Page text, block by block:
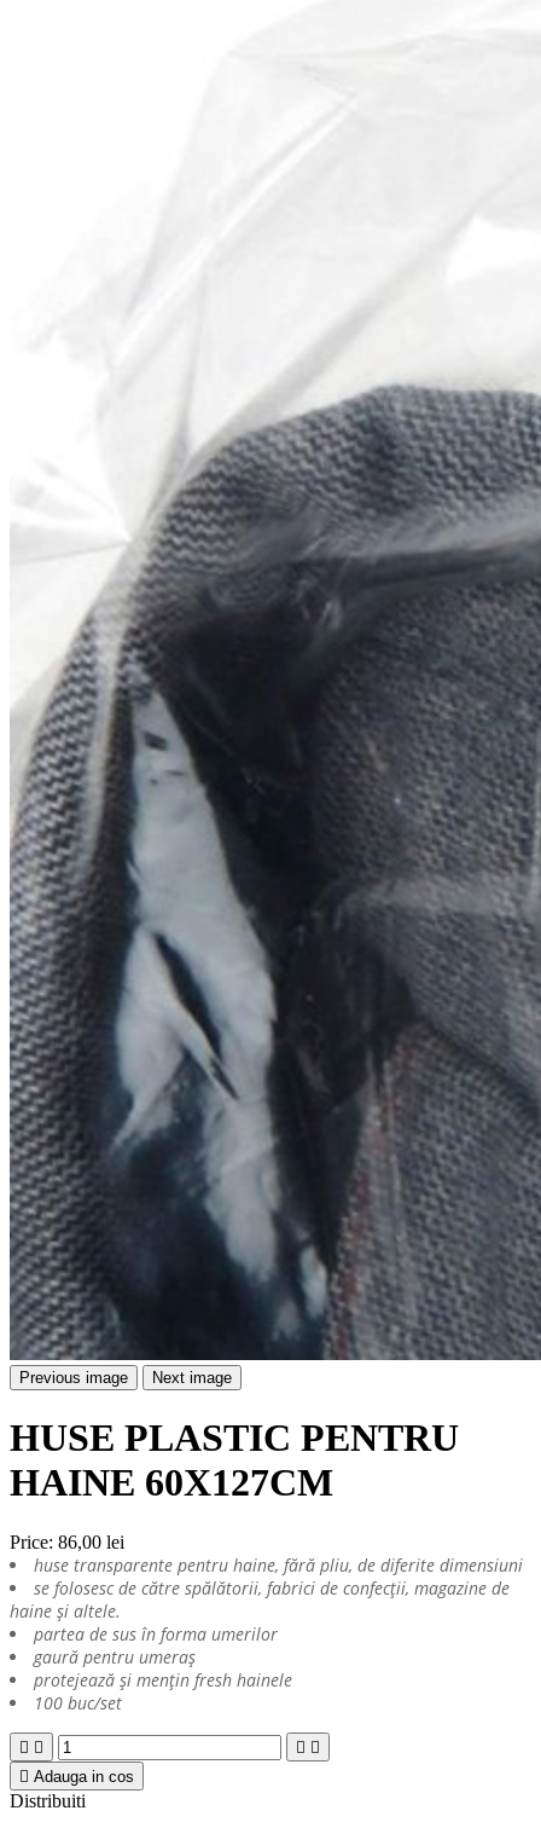
Previous image Next image
HUSE PLASTIC PENTRU
HAINE 60X127CM
Price: 86,00 lei
huse transparente pentru haine, fără pliu, de diferite dimensiuni
se folosesc de către spălătorii, fabrici de confecții, magazine de
haine și altele.
partea de sus în forma umerilor
gaură pentru umeraș
protejează și mențin fresh hainele
100 buc/set
   
 Adauga in cos
Distribuiti